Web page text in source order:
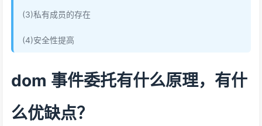
(3)私有成员的存在
(4)安全性提高
dom 事件委托有什么原理，有什
么优缺点？